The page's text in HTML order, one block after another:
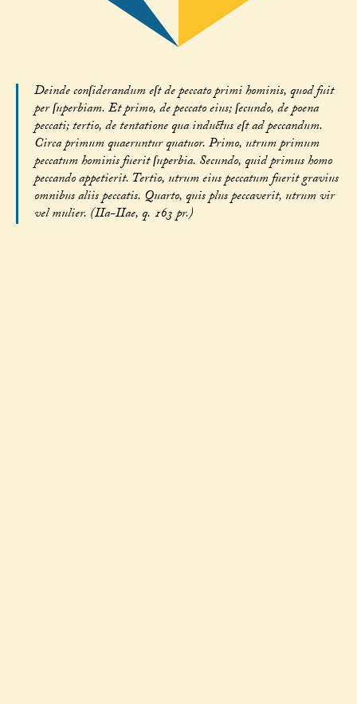
Deinde conſiderandum eſt de peccato primi hominis, quod fuit
per ſuperbiam. Et primo, de peccato eius; ſecundo, de poena
peccati; tertio, de tentatione qua inductus eſt ad peccandum.
Circa primum quaeruntur quatuor. Primo, utrum primum
peccatum hominis fuerit ſuperbia. Secundo, quid primus homo
peccando appetierit. Tertio, utrum eius peccatum fuerit gravius
omnibus aliis peccatis. Quarto, quis plus peccaverit, utrum vir
vel mulier. (IIa-IIae, q. 163 pr.)